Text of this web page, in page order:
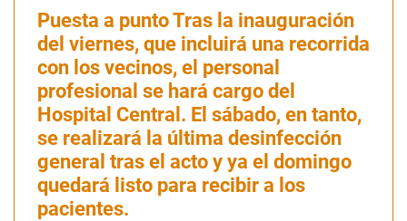
Puesta a punto Tras la inauguración
del viernes, que incluirá una recorrida
con los vecinos, el personal
profesional se hará cargo del
Hospital Central. El sábado, en tanto,
se realizará la última desinfección
general tras el acto y ya el domingo
quedará listo para recibir a los
pacientes.